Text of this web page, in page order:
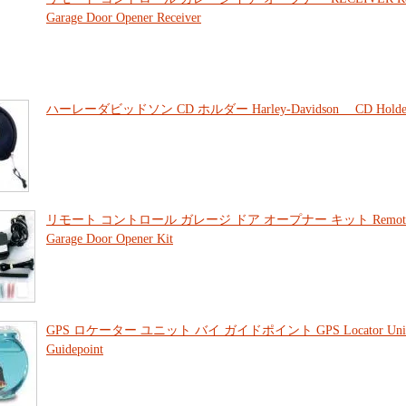
Garage Door Opener Receiver
ハーレーダビッドソン CD ホルダー Harley-Davidson CD
リモート コントロール ガレージ ドア オープナー キット
Garage Door Opener Kit
GPS ロケーター ユニット バイ ガイドポイント GPS Locator
Guidepoint